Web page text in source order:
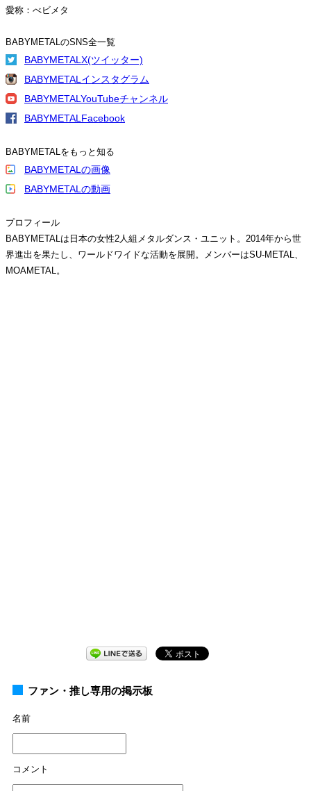
愛称：べビメタ
BABYMETALのSNS全一覧
BABYMETALX(ツイッター)
BABYMETALインスタグラム
BABYMETALYouTubeチャンネル
BABYMETALFacebook
BABYMETALをもっと知る
BABYMETALの画像
BABYMETALの動画
プロフィール
BABYMETALは日本の女性2人組メタルダンス・ユニット。2014年から世
界進出を果たし、ワールドワイドな活動を展開。メンバーはSU-METAL、
MOAMETAL。
ファン・推し専用の掲示板
名前
コメント